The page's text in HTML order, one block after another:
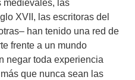
medievales, las
XVII, las escritoras del
han tenido una red de
frente a un mundo
negar toda experiencia
que nunca sean las